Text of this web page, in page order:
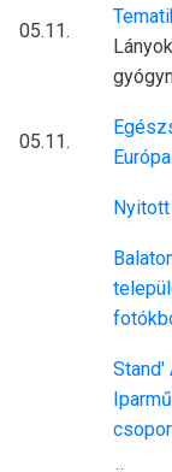
05.11.
05.11.
Stand'